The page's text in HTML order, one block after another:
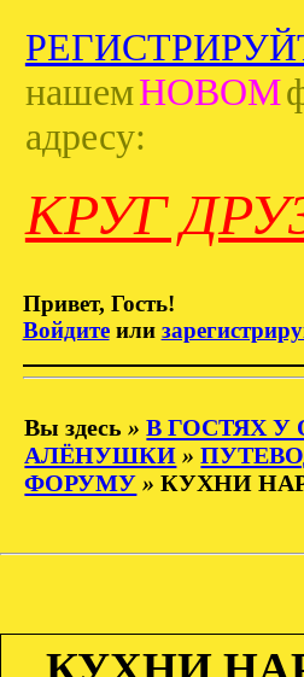
нашемНОВОМ
адресу:
КРУГ
Привет, Гость!
Войдитеили
Вы здесь »В ГОСТЯХ У
АЛЁНУШКИ »
ФОРУМУ »КУХНИ